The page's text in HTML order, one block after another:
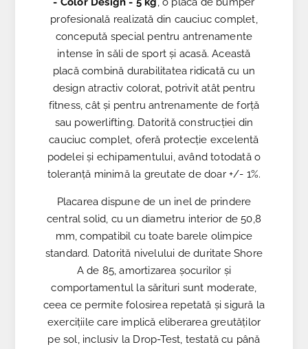
profesională realizată din cauciuc complet,
concepută special pentru antrenamente
intense în săli de sport și acasă. Această
placă combină durabilitatea ridicată cu un
design atractiv colorat, potrivit atât pentru
fitness, cât și pentru antrenamente de forță
sau powerlifting. Datorită construcției din
cauciuc complet, oferă protecție excelentă
podelei și echipamentului, având totodată o
toleranță minimă la greutate de doar +/- 1%.
Placarea dispune de un inel de prindere
central solid, cu un diametru interior de 50,8
mm, compatibil cu toate barele olimpice
standard. Datorită nivelului de duritate Shore
A de 85, amortizarea șocurilor și
comportamentul la sărituri sunt moderate,
ceea ce permite folosirea repetată și sigură la
exercițiile care implică eliberarea greutăților
pe sol, inclusiv la Drop-Test, testată cu până